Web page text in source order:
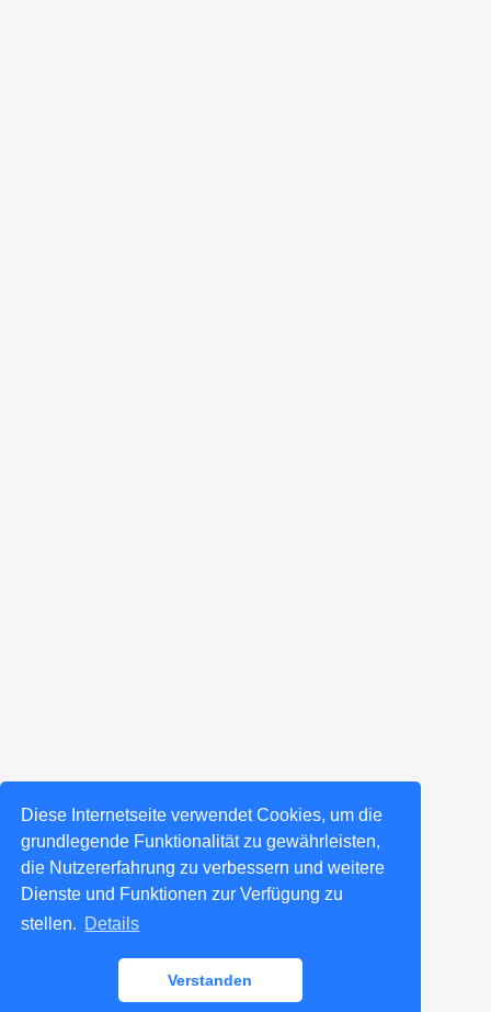
Diese Internetseite verwendet Cookies, um die
grundlegende Funktionalität zu gewährleisten,
die Nutzererfahrung zu verbessern und weitere
Dienste und Funktionen zur Verfügung zu
stellen. Details
Verstanden